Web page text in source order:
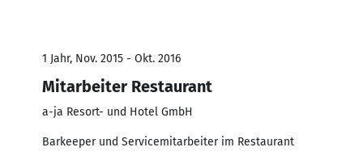
1 Jahr, Nov. 2015 - Okt. 2016
Mitarbeiter Restaurant
a-ja Resort- und Hotel GmbH
Barkeeper und Servicemitarbeiter im Restaurant